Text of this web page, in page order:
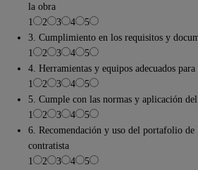
la obra
1
2 3 4
5
3. Cumplimiento en los requisitos y
1
2 3 4
5
4. Herramientas y equipos adecuados
1
2 3 4
5
5. Cumple con las normas y aplicación
1
2 3 4
5
6. Recomendación y uso del portafolio
contratista
1
2 3 4
5